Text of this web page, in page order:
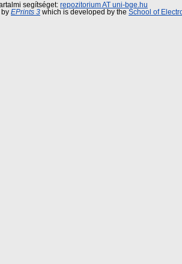
segítséget: repozitorium AT uni-bge.hu
by EPrints 3 which is developed by the School of